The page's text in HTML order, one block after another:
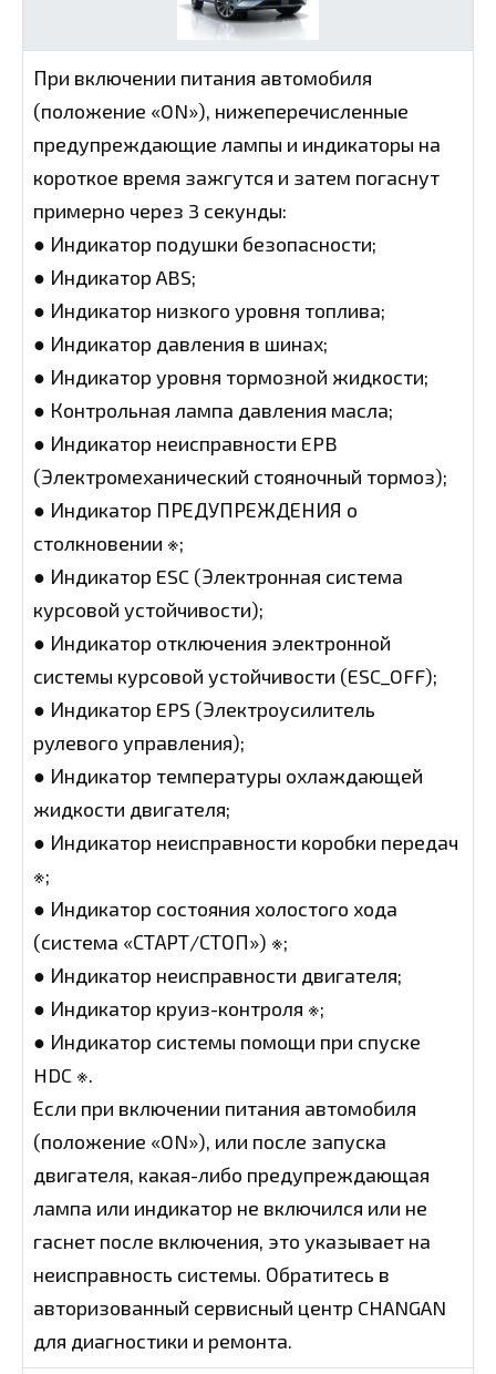
При включении питания автомобиля
(положение «ON»), нижеперечисленные
предупреждающие лампы и индикаторы на
короткое время зажгутся и затем погаснут
примерно через 3 секунды:
● Индикатор подушки безопасности;
● Индикатор ABS;
● Индикатор низкого уровня топлива;
● Индикатор давления в шинах;
● Индикатор уровня тормозной жидкости;
● Контрольная лампа давления масла;
● Индикатор неисправности EPB
(Электромеханический стояночный тормоз);
● Индикатор ПРЕДУПРЕЖДЕНИЯ о
столкновении ※;
● Индикатор ESC (Электронная система
курсовой устойчивости);
● Индикатор отключения электронной
системы курсовой устойчивости (ESC_OFF);
● Индикатор EPS (Электроусилитель
рулевого управления);
● Индикатор температуры охлаждающей
жидкости двигателя;
● Индикатор неисправности коробки передач
※;
● Индикатор состояния холостого хода
(система «СТАРТ/СТОП») ※;
● Индикатор неисправности двигателя;
● Индикатор круиз-контроля ※;
● Индикатор системы помощи при спуске
HDC ※.
Если при включении питания автомобиля
(положение «ON»), или после запуска
двигателя, какая-либо предупреждающая
лампа или индикатор не включился или не
гаснет после включения, это указывает на
неисправность системы. Обратитесь в
авторизованный сервисный центр CHANGAN
для диагностики и ремонта.